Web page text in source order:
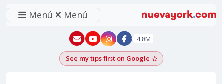
Menú Menú
New York - YouTube
New York - Instagram
4.8M
See my tips first on GoogleAdd as a Google